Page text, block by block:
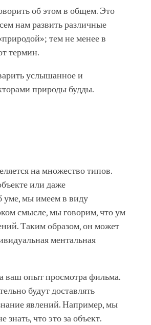
об этом в общем. Это
нам развить различные
тем не менее в
термин.
услышанное и
природы будды.
на множество типов.
или даже
уме, мы имеем в виду
смысле, мы говорим, что ум
Таким образом, он может
ментальная
ваш опыт просмотра фильма.
будут доставлять
явлений. Например, мы
что это за объект.